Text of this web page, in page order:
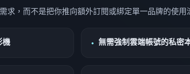
求，而不是把你推向額外訂閱或綁定單一品牌的使用
機 無需強制雲端帳號的私密